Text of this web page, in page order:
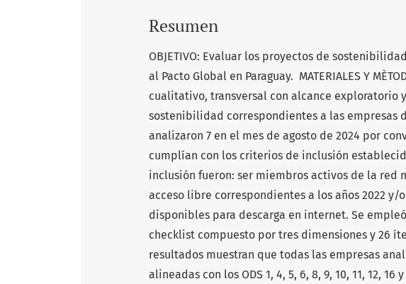
Resumen
OBJETIVO: Evaluar los proyectos de
al Pacto Global en Paraguay. MATERIALES Y
cualitativo, transversal con alcance exploratorio
sostenibilidad correspondientes a las empresas
analizaron 7 en el mes de agosto de 2024 por
cumplían con los criterios de inclusión
inclusión fueron: ser miembros activos de la red
acceso libre correspondientes a los años 2022 y/
disponibles para descarga en internet. Se
checklist compuesto por tres dimensiones y 26
resultados muestran que todas las empresas
alineadas con los ODS 1, 4, 5, 6, 8, 9, 10, 11, 12,